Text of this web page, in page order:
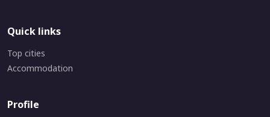
Quick links
Top cities
Accommodation
Profile